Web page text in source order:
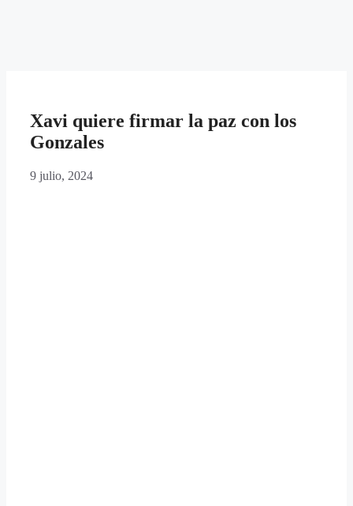
Xavi quiere firmar la paz con los
Gonzales
9 julio, 2024